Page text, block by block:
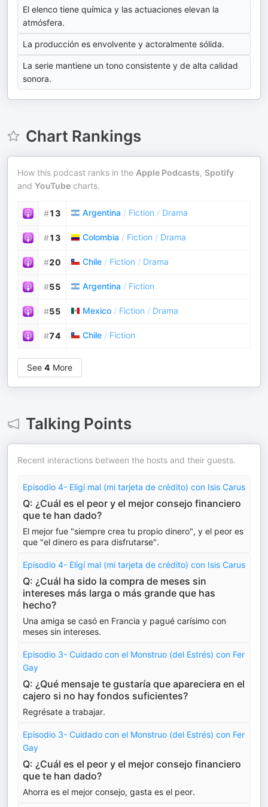
El elenco tiene química y las actuaciones elevan la
atmósfera.
La producción es envolvente y actoralmente sólida.
La serie mantiene un tono consistente y de alta calidad
sonora.
Chart Rankings
How this podcast ranks in the Apple Podcasts, Spotify
and YouTube charts.
#13 Argentina / Fiction / Drama
#13 Colombia / Fiction / Drama
#20 Chile / Fiction / Drama
#55 Argentina / Fiction
#55 Mexico / Fiction / Drama
#74 Chile / Fiction
See 4 More
Talking Points
Recent interactions between the hosts and their guests.
Episodio 4- Eligí mal (mi tarjeta de crédito) con Isis Carus
Q: ¿Cuál es el peor y el mejor consejo financiero
que te han dado?
El mejor fue "siempre crea tu propio dinero", y el peor es
que "el dinero es para disfrutarse".
Episodio 4- Eligí mal (mi tarjeta de crédito) con Isis Carus
Q: ¿Cuál ha sido la compra de meses sin
intereses más larga o más grande que has
hecho?
Una amiga se casó en Francia y pagué carísimo con
meses sin intereses.
Episodio 3- Cuidado con el Monstruo (del Estrés) con Fer
Gay
Q: ¿Qué mensaje te gustaría que apareciera en el
cajero si no hay fondos suficientes?
Regrésate a trabajar.
Episodio 3- Cuidado con el Monstruo (del Estrés) con Fer
Gay
Q: ¿Cuál es el peor y el mejor consejo financiero
que te han dado?
Ahorra es el mejor consejo, gasta es el peor.